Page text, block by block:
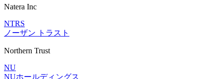
Natera Inc
NTRS
ノーザン トラスト
Northern Trust
NU
NUホールディングス